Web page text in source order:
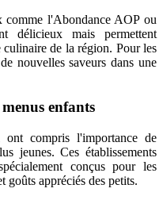
comme l'Abondance AOP ou
délicieux mais permettent
de la région. Pour les
nouvelles saveurs dans une
enfants
ont compris l'importance de
jeunes. Ces établissements
conçus pour les
appréciés des petits.